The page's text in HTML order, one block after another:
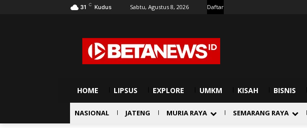
31 C Kudus Sabtu, Agustus 8, 2026 Daftar
HOME LIPSUS EXPLORE UMKM KISAH BISNIS
NASIONAL JATENG MURIA RAYA SEMARANG RAYA